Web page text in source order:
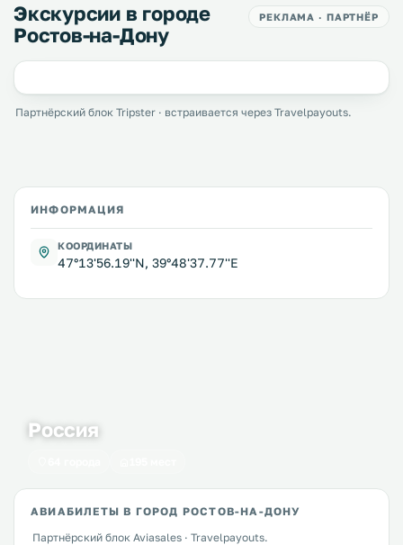
Экскурсии в городе
Ростов-на-Дону
РЕКЛАМА · ПАРТНЁР
Партнёрский блок Tripster · встраивается через Travelpayouts.
ИНФОРМАЦИЯ
КООРДИНАТЫ
47°13'56.19''N, 39°48'37.77''E
Россия
АВИАБИЛЕТЫ В ГОРОД РОСТОВ-НА-ДОНУ
Партнёрский блок Aviasales · Travelpayouts.